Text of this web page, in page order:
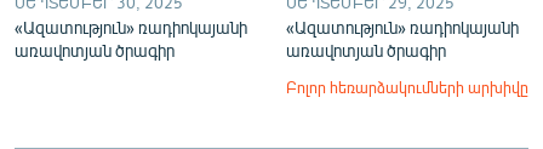
«Ազատություն» ռադիոկայանի
առավոտյան ծրագիր
«Ազատություն» ռադիոկայանի
առավոտյան ծրագիր
Բոլոր հեռարձակումների արխիվը